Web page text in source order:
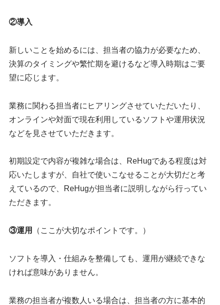
②導入
新しいことを始めるには、担当者の協力が必要なため、
決算のタイミングや繁忙期を避けるなど導入時期はご要
望に応じます。
業務に関わる担当者にヒアリングさせていただいたり、
オンラインや対面で現在利用しているソフトや運用状況
などを見させていただきます。
初期設定で内容が複雑な場合は、ReHugである程度は対
応いたしますが、自社で使いこなせることが大切だと考
えているので、ReHugが担当者に説明しながら行ってい
ただきます。
③運用 （ここが大切なポイントです。）
ソフトを導入・仕組みを整備しても、運用が継続できな
ければ意味がありません。
業務の担当者が複数人いる場合は、担当者の方に基本的